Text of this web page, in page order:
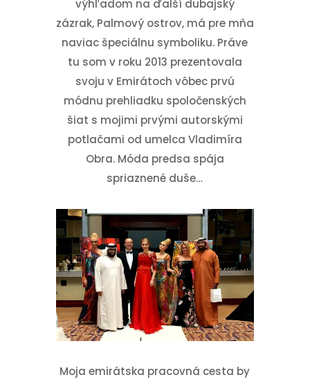
výhľadom na ďalší dubajský
zázrak, Palmový ostrov, má pre mňa
naviac špeciálnu symboliku. Práve
tu som v roku 2013 prezentovala
svoju v Emirátoch vôbec prvú
módnu prehliadku spoločenských
šiat s mojimi prvými autorskými
potlačami od umelca Vladimíra
Obra. Móda predsa spája
spriaznené duše…
Moja emirátska pracovná cesta by